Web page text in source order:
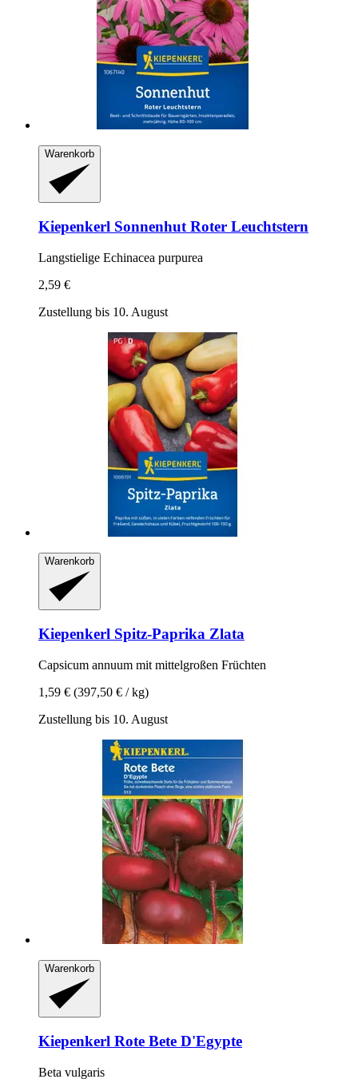
Warenkorb
Kiepenkerl Sonnenhut Roter Leuchtstern
Langstielige Echinacea purpurea
2,59 €
Zustellung bis 10. August
Warenkorb
Kiepenkerl Spitz-​Paprika Zlata
Capsicum annuum mit mittelgroßen Früchten
1,59 € (397,50 € / kg)
Zustellung bis 10. August
Warenkorb
Kiepenkerl Rote Bete D'Egypte
Beta vulgaris